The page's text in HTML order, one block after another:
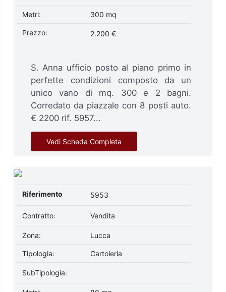
Metri: 300 mq
Prezzo: 2.200 €
S. Anna ufficio posto al piano primo in
perfette condizioni composto da un
unico vano di mq. 300 e 2 bagni.
Corredato da piazzale con 8 posti auto.
€ 2200 rif. 5957...
Vedi Scheda Completa
Riferimento 5953
Contratto: Vendita
Zona: Lucca
Tipologia: Cartoleria
SubTipologia: